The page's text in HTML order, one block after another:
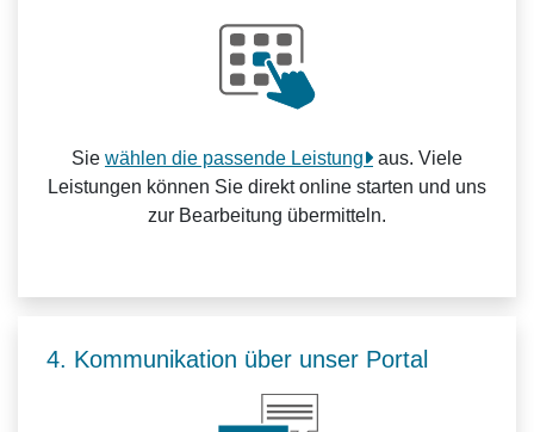
Sie wählen die passende Leistung
aus. Viele
Leistungen können Sie direkt online starten und uns
zur Bearbeitung übermitteln.
4. Kommunikation über unser Portal